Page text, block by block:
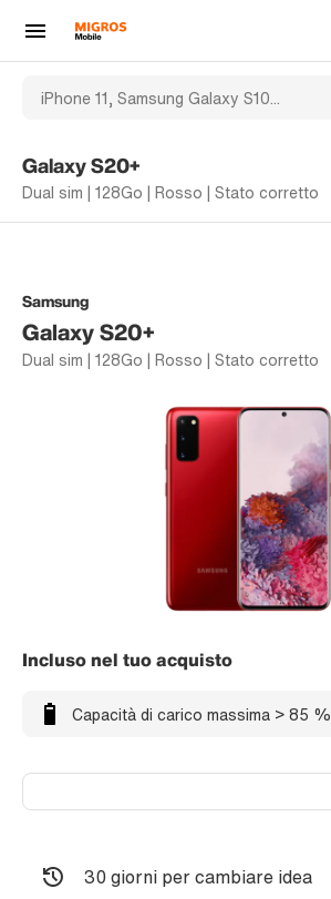
Galaxy S20+
Dual sim | 128Go | Rosso | Stato corretto
Samsung
Galaxy S20+
Dual sim | 128Go | Rosso | Stato corretto
Incluso nel tuo acquisto
Capacità di carico massima > 85 %
30 giorni per cambiare idea